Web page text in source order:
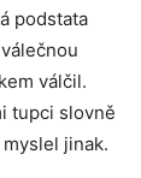
podstata
válčil.
tupci slovně
jinak.